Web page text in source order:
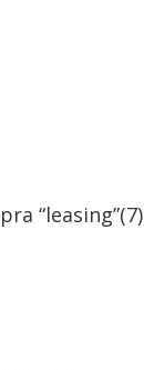
“leasing”(7)